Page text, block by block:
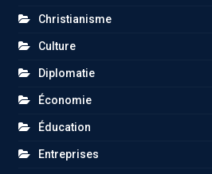
Christianisme
Culture
Diplomatie
Économie
Éducation
Entreprises